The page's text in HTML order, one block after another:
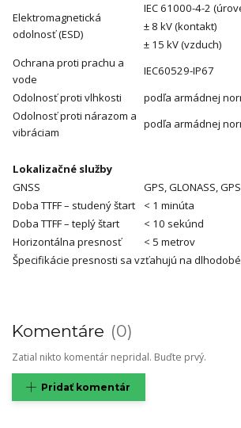
Elektromagnetická
odolnosť (ESD)
IEC 61000-4-2
± 8 kV (kontakt)
± 15 kV (vzduch)
Ochrana proti prachu a
vode
IEC60529-IP67
Odolnosť proti vlhkosti
podľa armádnej
Odolnosť proti nárazom a
vibráciam
podľa armádnej
Lokalizačné služby
GNSS
GPS, GLONASS,
Doba TTFF – studený štart
< 1 minúta
Doba TTFF – teplý štart
< 10 sekúnd
Horizontálna presnosť
< 5 metrov
Špecifikácie presnosti sa vzťahujú na
Komentáre 0
Zatial nikto komentár nepridal. Buďte prvý.
Pridať komentár